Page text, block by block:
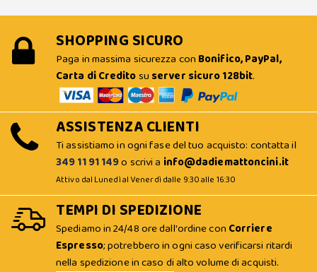
SHOPPING SICURO
Paga in massima sicurezza con Bonifico, PayPal,
Carta di Creditosu server sicuro 128bit.
ASSISTENZA CLIENTI
Ti assistiamo in ogni fase del tuo acquisto: contatta il
349 11 91 149o scrivi a info@dadiemattoncini.it
Attivo dal Lunedì al Venerdì dalle 9:30 alle 16:30
TEMPI DI SPEDIZIONE
Spediamo in 24/48 ore dall'ordine con Corriere
Espresso; potrebbero in ogni caso verificarsi ritardi
nella spedizione in caso di alto volume di acquisti.